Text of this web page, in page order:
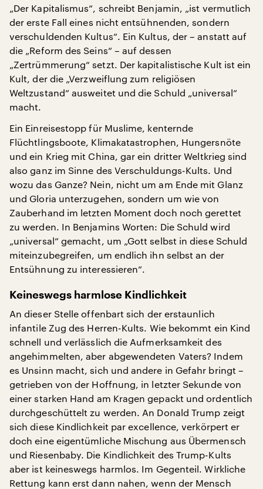
„Der Kapitalismus“, schreibt Benjamin, „ist vermutlich
der erste Fall eines nicht entsühnenden, sondern
verschuldenden Kultus“. Ein Kultus, der – anstatt auf
die „Reform des Seins“ – auf dessen
„Zertrümmerung“ setzt. Der kapitalistische Kult ist ein
Kult, der die „Verzweiflung zum religiösen
Weltzustand“ ausweitet und die Schuld „universal“
macht.
Ein Einreisestopp für Muslime, kenternde
Flüchtlingsboote, Klimakatastrophen, Hungersnöte
und ein Krieg mit China, gar ein dritter Weltkrieg sind
also ganz im Sinne des Verschuldungs-Kults. Und
wozu das Ganze? Nein, nicht um am Ende mit Glanz
und Gloria unterzugehen, sondern um wie von
Zauberhand im letzten Moment doch noch gerettet
zu werden. In Benjamins Worten: Die Schuld wird
„universal“ gemacht, um „Gott selbst in diese Schuld
miteinzubegreifen, um endlich ihn selbst an der
Entsühnung zu interessieren“.
Keineswegs harmlose Kindlichkeit
An dieser Stelle offenbart sich der erstaunlich
infantile Zug des Herren-Kults. Wie bekommt ein Kind
schnell und verlässlich die Aufmerksamkeit des
angehimmelten, aber abgewendeten Vaters? Indem
es Unsinn macht, sich und andere in Gefahr bringt –
getrieben von der Hoffnung, in letzter Sekunde von
einer starken Hand am Kragen gepackt und ordentlich
durchgeschüttelt zu werden. An Donald Trump zeigt
sich diese Kindlichkeit par excellence, verkörpert er
doch eine eigentümliche Mischung aus Übermensch
und Riesenbaby. Die Kindlichkeit des Trump-Kults
aber ist keineswegs harmlos. Im Gegenteil. Wirkliche
Rettung kann erst dann nahen, wenn der Mensch